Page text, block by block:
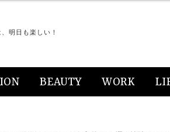
明日も楽しい！
BEAUTY WORK